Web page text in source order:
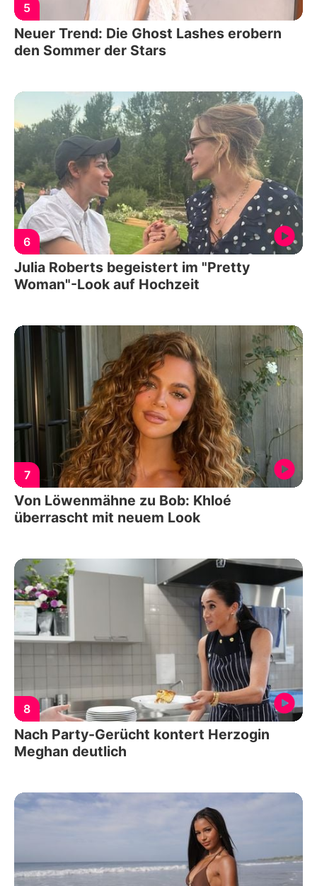
5
Neuer Trend: Die Ghost Lashes erobern
den Sommer der Stars
6
Julia Roberts begeistert im "Pretty
Woman"-Look auf Hochzeit
7
Von Löwenmähne zu Bob: Khloé
überrascht mit neuem Look
8
Nach Party-Gerücht kontert Herzogin
Meghan deutlich